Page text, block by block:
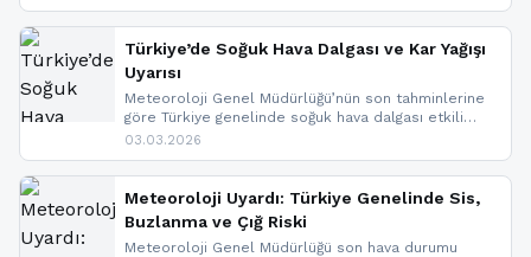
ise çığ tehlikesi bulunuyor. İç kesimlerde sis ve pus
nedeniyle görüş mesafesinde azalma
yaşanabileceği belirtiliyor.
Türkiye’de Soğuk Hava Dalgası ve Kar Yağışı
Uyarısı
Meteoroloji Genel Müdürlüğü’nün son tahminlerine
göre Türkiye genelinde soğuk hava dalgası etkili
oluyor. Birçok il için kar yağışı ve buzlanma uyarısı
03.03.2026
Meteoroloji Uyardı: Türkiye Genelinde Sis,
Buzlanma ve Çığ Riski
Meteoroloji Genel Müdürlüğü son hava durumu